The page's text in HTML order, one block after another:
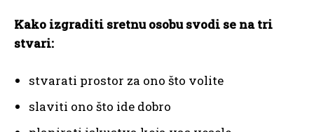
Kako izgraditi sretnu osobu svodi se na tri
stvari:
stvarati prostor za ono što volite
slaviti ono što ide dobro